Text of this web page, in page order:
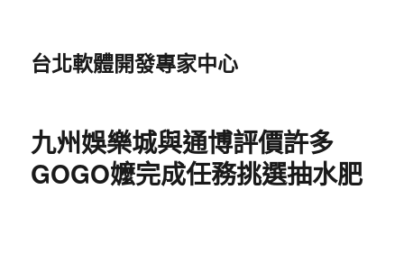
台北軟體開發專家中心
九州娛樂城與通博評價許多
GOGO嬤完成任務挑選抽水肥